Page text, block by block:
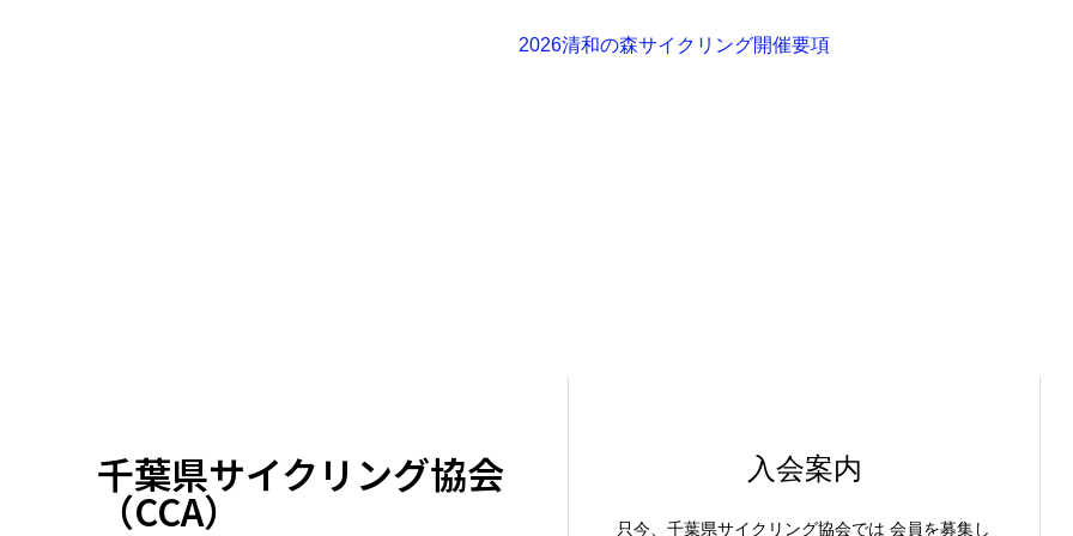
2026清和の森サイクリング開催要項
千葉県サイクリング協会
（CCA）
入会案内
只今、千葉県サイクリング協会では 会員を募集し